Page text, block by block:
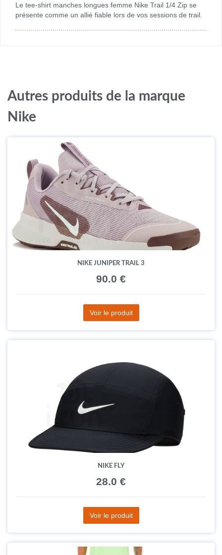
Le tee-shirt manches longues femme Nike Trail 1/4 Zip se
présente comme un allié fiable lors de vos sessions de trail.
Autres produits de la marque
Nike
NIKE JUNIPER TRAIL 3
90.0 €
Voir le produit
NIKE FLY
28.0 €
Voir le produit